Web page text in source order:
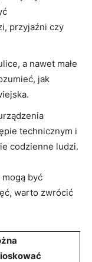
przyjaźni czy
a nawet małe
jak
⁤technicznym i
codzienne ludzi.
być
warto zwrócić